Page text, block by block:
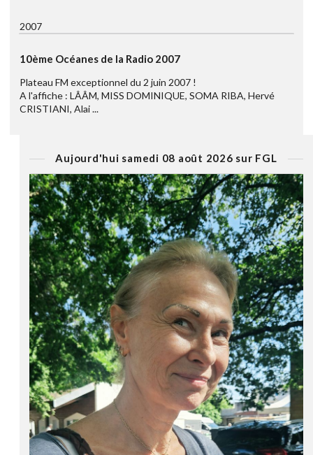
2007
10ème Océanes de la Radio 2007
Plateau FM exceptionnel du 2 juin 2007 !
A l'affiche : LÂÂM, MISS DOMINIQUE, SOMA RIBA, Hervé
CRISTIANI, Alai ...
Aujourd'hui samedi 08 août 2026 sur FGL